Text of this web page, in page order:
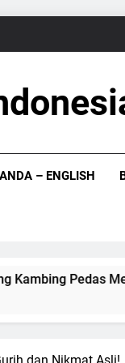
– ENGLISH
Menggoda